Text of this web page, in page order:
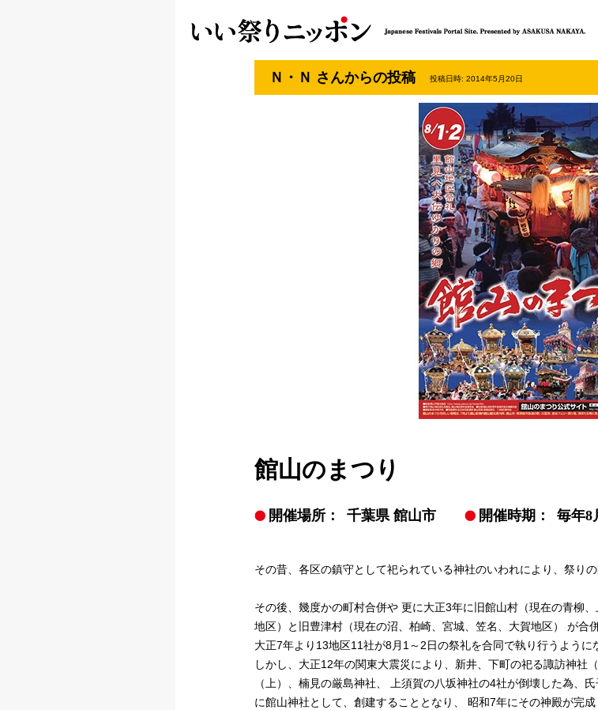
Ｎ・Ｎ さんからの投稿 投稿日時: 2014年5月20日
館山のまつり
開催場所： 千葉県 館山市 開催時期： 毎年8
その昔、各区の鎮守として祀られている神社のいわれにより、祭り
その後、幾度かの町村合併や 更に大正3年に旧館山村（現在の青柳
地区）と旧豊津村（現在の沼、柏崎、宮城、笠名、大賀地区） が合
大正7年より13地区11社が8月1～2日の祭礼を合同で執り行うように
しかし、大正12年の関東大震災により、新井、下町の祀る諏訪神社
（上）、楠見の厳島神社、 上須賀の八坂神社の4社が倒壊した為、
に館山神社として、創建することとなり、 昭和7年にその神殿が完